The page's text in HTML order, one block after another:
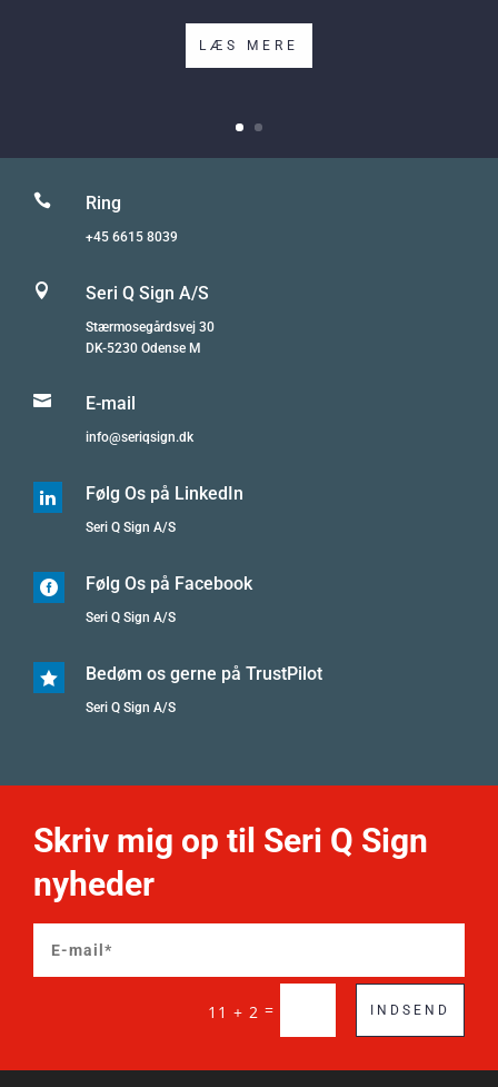
LÆS MERE
 Ring
+45 6615 8039
 Seri Q Sign A/S
Stærmosegårdsvej 30
DK-5230 Odense M
 E-mail
info@seriqsign.dk
 Følg Os på LinkedIn
Seri Q Sign A/S
 Følg Os på Facebook
Seri Q Sign A/S
 Bedøm os gerne på TrustPilot
Seri Q Sign A/S
Skriv mig op til Seri Q Sign
nyheder
11 + 2 = INDSEND